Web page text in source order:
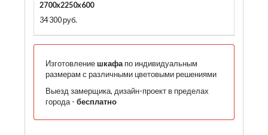
2700x2250x600
34 300 руб.
Изготовление шкафапо индивидуальным
размерам с различными цветовыми решениями
Выезд замерщика, дизайн-проект в пределах
города - бесплатно